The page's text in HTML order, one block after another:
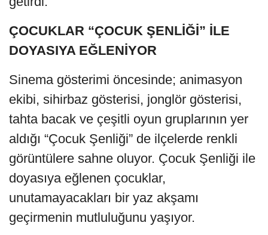
ÇOCUKLAR “ÇOCUK ŞENLİĞİ” İLE
DOYASIYA EĞLENİYOR
Sinema gösterimi öncesinde; animasyon
ekibi, sihirbaz gösterisi, jonglör gösterisi,
tahta bacak ve çeşitli oyun gruplarının yer
aldığı “Çocuk Şenliği” de ilçelerde renkli
görüntülere sahne oluyor. Çocuk Şenliği ile
doyasıya eğlenen çocuklar,
unutamayacakları bir yaz akşamı
geçirmenin mutluluğunu yaşıyor.